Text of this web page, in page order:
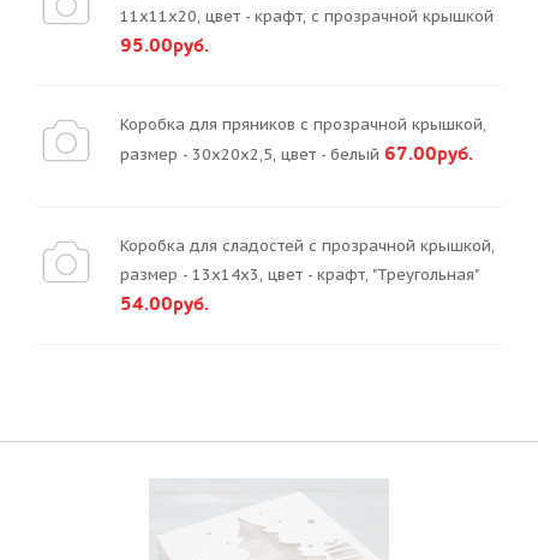
11х11х20, цвет - крафт, с прозрачной крышкой
95.00руб.
Коробка для пряников с прозрачной крышкой,
размер - 30х20х2,5, цвет - белый 67.00руб.
Коробка для сладостей с прозрачной крышкой,
размер - 13х14х3, цвет - крафт, "Треугольная"
54.00руб.